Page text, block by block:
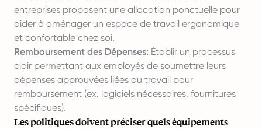
entreprises proposent une allocation ponctuelle pour
aider à aménager un espace de travail ergonomique
et confortable chez soi.
Remboursement des Dépenses: Établir un processus
clair permettant aux employés de soumettre leurs
dépenses approuvées liées au travail pour
remboursement (ex. logiciels nécessaires, fournitures
spécifiques).
Les politiques doivent préciser quels équipements